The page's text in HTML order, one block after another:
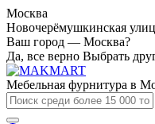
Москва
Новочерёмушкинская
Ваш город — Москва?
Да, все верно Выбрать
Мебельная фурнитура в